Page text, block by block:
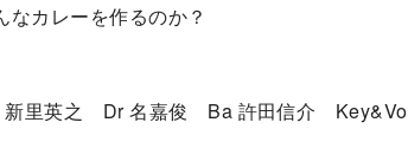
なカレーを作るのか？
新里英之 Dr 名嘉俊 Ba 許田信介 Key&Vo